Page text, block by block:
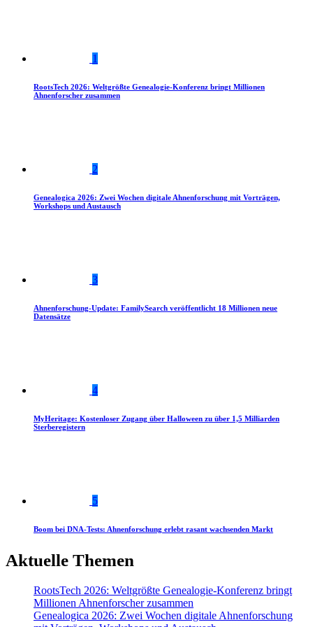
1
RootsTech 2026: Weltgrößte Genealogie-Konferenz bringt Millionen
Ahnenforscher zusammen
2
Genealogica 2026: Zwei Wochen digitale Ahnenforschung mit Vorträgen,
Workshops und Austausch
3
Ahnenforschung-Update: FamilySearch veröffentlicht 18 Millionen neue
Datensätze
4
MyHeritage: Kostenloser Zugang über Halloween zu über 1,5 Milliarden
Sterberegistern
5
Boom bei DNA-Tests: Ahnenforschung erlebt rasant wachsenden Markt
Aktuelle Themen
RootsTech 2026: Weltgrößte Genealogie-Konferenz bringt
Millionen Ahnenforscher zusammen
Genealogica 2026: Zwei Wochen digitale Ahnenforschung